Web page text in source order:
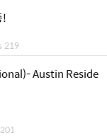
!
219
Austin Reside